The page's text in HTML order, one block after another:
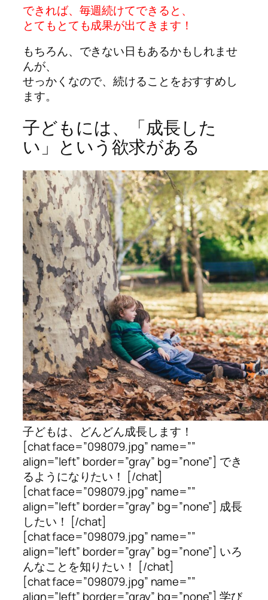
できれば、毎週続けてできると、
とてもとても成果が出てきます！
もちろん、できない日もあるかもしれませ
んが、
せっかくなので、続けることをおすすめし
ます。
子どもには、「成長した
い」という欲求がある
子どもは、どんどん成長します！
[chat face=”098079.jpg” name=””
align=”left” border=”gray” bg=”none”] でき
るようになりたい！ [/chat]
[chat face=”098079.jpg” name=””
align=”left” border=”gray” bg=”none”] 成長
したい！ [/chat]
[chat face=”098079.jpg” name=””
align=”left” border=”gray” bg=”none”] いろ
んなことを知りたい！ [/chat]
[chat face=”098079.jpg” name=””
align=”left” border=”gray” bg=”none”] 学び